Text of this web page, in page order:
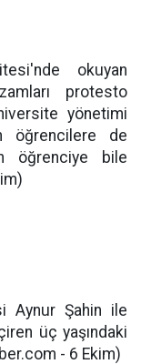
okuyan
protesto
yönetimi
öğrencilere de
öğrenciye bile
Aynur Şahin ile
üç yaşındaki
- 6 Ekim)